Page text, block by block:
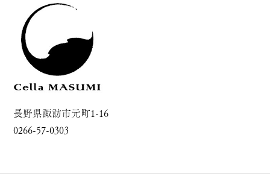
長野県諏訪市元町1-16
0266-57-0303